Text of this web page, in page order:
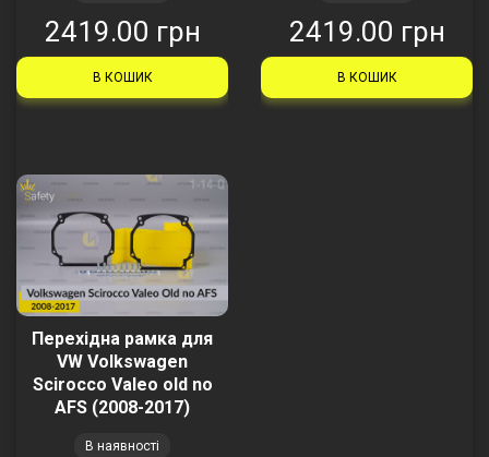
2419.00 грн
В КОШИК
2419.00 грн
В КОШИК
Перехідна рамка для
VW Volkswagen
Scirocco Valeo old no
AFS (2008-2017)
В наявності